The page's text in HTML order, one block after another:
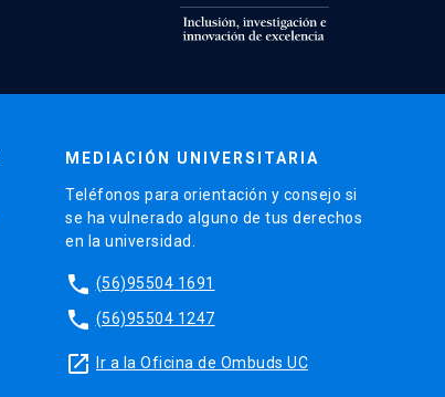
MEDIACIÓN UNIVERSITARIA
Teléfonos para orientación y consejo si
se ha vulnerado alguno de tus derechos
en la universidad.
phone (56)95504 1691
phone (56)95504 1247
launch Ir a la Oficina de Ombuds UC